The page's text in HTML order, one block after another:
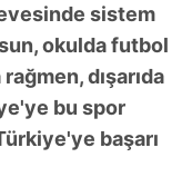
sistem
okulda futbol
dışarıda
bu spor
başarı